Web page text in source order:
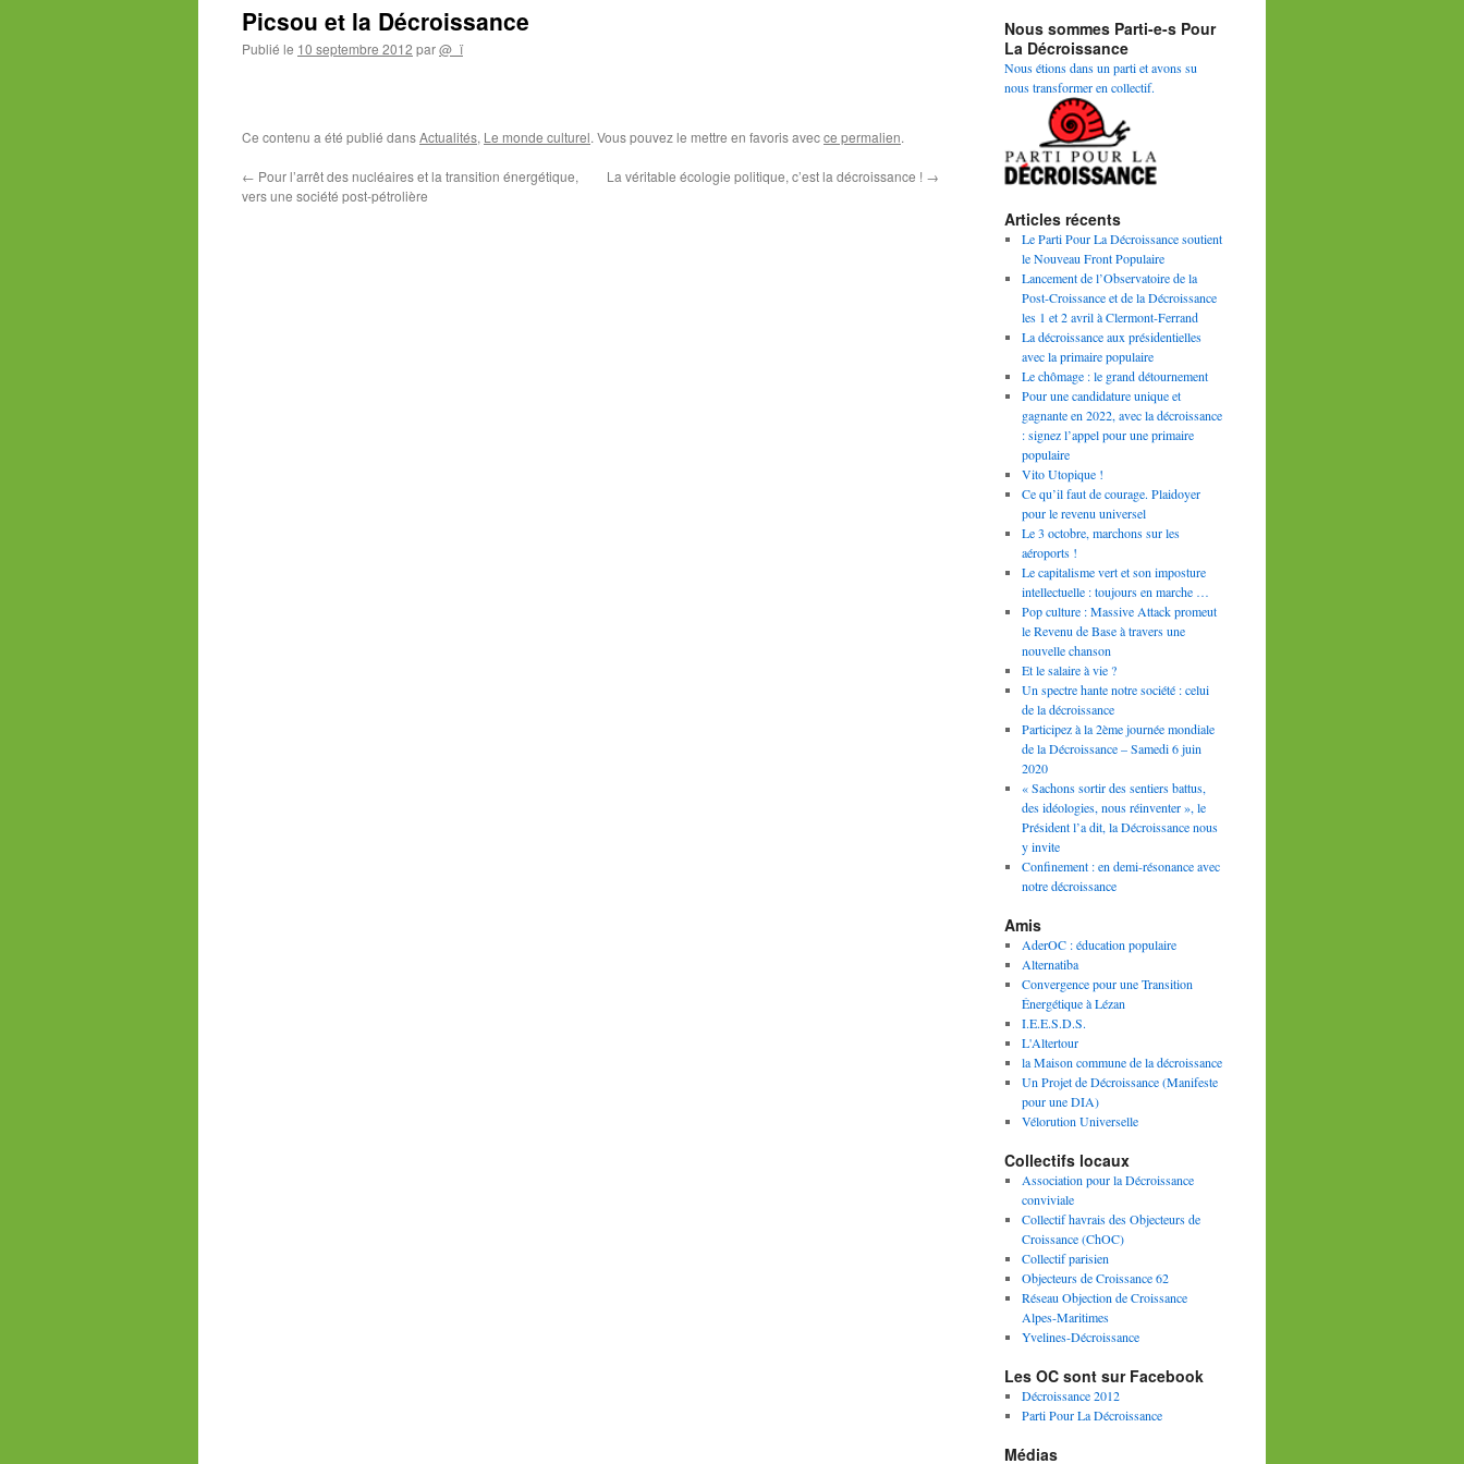
Picsou et la Décroissance
Publié le 10 septembre 2012 par@_ï
Ce contenu a été publié dansActualités, Le monde culturel. Vous pouvez le mettre en favoris avecce permalien.
← Pour l’arrêt des nucléaires et la transition énergétique,
vers une société post-pétrolière
La véritable écologie politique, c’est la décroissance ! →
Nous sommes Parti-e-s Pour
La Décroissance
Nous étions dans un parti et avons su
nous transformer en collectif.
Articles récents
Le Parti Pour La Décroissance soutient
le Nouveau Front Populaire
Lancement de l’Observatoire de la
Post-Croissance et de la Décroissance
les 1 et 2 avril à Clermont-Ferrand
La décroissance aux présidentielles
avec la primaire populaire
Le chômage : le grand détournement
Pour une candidature unique et
gagnante en 2022, avec la décroissance
: signez l’appel pour une primaire
populaire
Vito Utopique !
Ce qu’il faut de courage. Plaidoyer
pour le revenu universel
Le 3 octobre, marchons sur les
aéroports !
Le capitalisme vert et son imposture
intellectuelle : toujours en marche …
Pop culture : Massive Attack promeut
le Revenu de Base à travers une
nouvelle chanson
Et le salaire à vie ?
Un spectre hante notre société : celui
de la décroissance
Participez à la 2ème journée mondiale
de la Décroissance – Samedi 6 juin
2020
« Sachons sortir des sentiers battus,
des idéologies, nous réinventer », le
Président l’a dit, la Décroissance nous
y invite
Confinement : en demi-résonance avec
notre décroissance
Amis
AderOC : éducation populaire
Alternatiba
Convergence pour une Transition
Énergétique à Lézan
I.E.E.S.D.S.
L'Altertour
la Maison commune de la décroissance
Un Projet de Décroissance (Manifeste
pour une DIA)
Vélorution Universelle
Collectifs locaux
Association pour la Décroissance
conviviale
Collectif havrais des Objecteurs de
Croissance (ChOC)
Collectif parisien
Objecteurs de Croissance 62
Réseau Objection de Croissance
Alpes-Maritimes
Yvelines-Décroissance
Les OC sont sur Facebook
Décroissance 2012
Parti Pour La Décroissance
Médias